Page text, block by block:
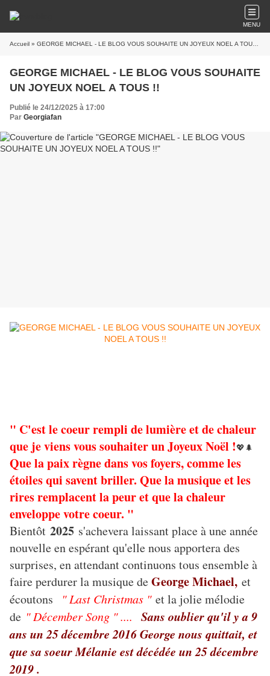
MENU
Accueil » GEORGE MICHAEL - LE BLOG VOUS SOUHAITE UN JOYEUX NOEL A TOUS !!
GEORGE MICHAEL - LE BLOG VOUS SOUHAITE
UN JOYEUX NOEL A TOUS !!
Publié le 24/12/2025 à 17:00
Par Georgiafan
" C'est le coeur rempli de lumière et de chaleur
que je viens vous souhaiter un Joyeux Noël !💖🌲
Que la paix règne dans vos foyers, comme les
étoiles qui savent briller. Que la musique et les
rires remplacent la peur et que la chaleur
enveloppe votre coeur. "
Bientôt 2025 s'achevera laissant place à une année
nouvelle en espérant qu'elle nous apportera des
surprises, en attendant continuons tous ensemble à
faire perdurer la musique deGeorge Michael, et
écoutons
" Last Christmas " et la jolie mélodie
de " Décember Song " ....
Sans oublier qu'il y a 9
ans un 25 décembre 2016 George nous quittait, et
que sa soeur Mélanie est décédée un 25 décembre
2019 .